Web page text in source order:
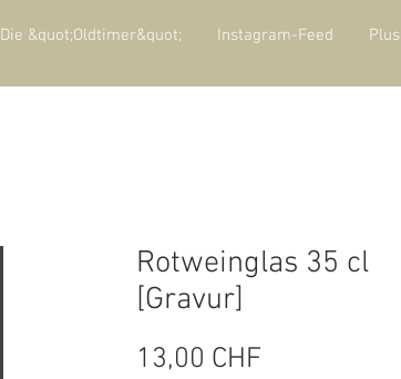
Die &quot;Oldtimer&quot; Instagram-Feed Plus
Rotweinglas 35 cl
[Gravur]
13,00 CHF